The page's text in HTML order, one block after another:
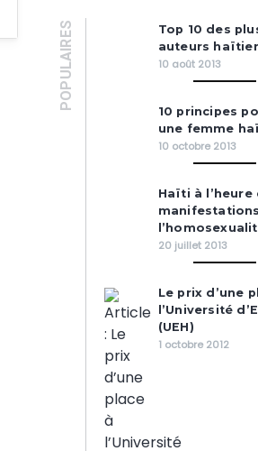
POPULAIRES
Top 10 des
auteurs
10 août 2013
10 principes
une femme
10 octobre 2013
Haïti à l’heure
20 juillet 2013
Le prix d’une
l’Université
(UEH)
1 octobre 2012